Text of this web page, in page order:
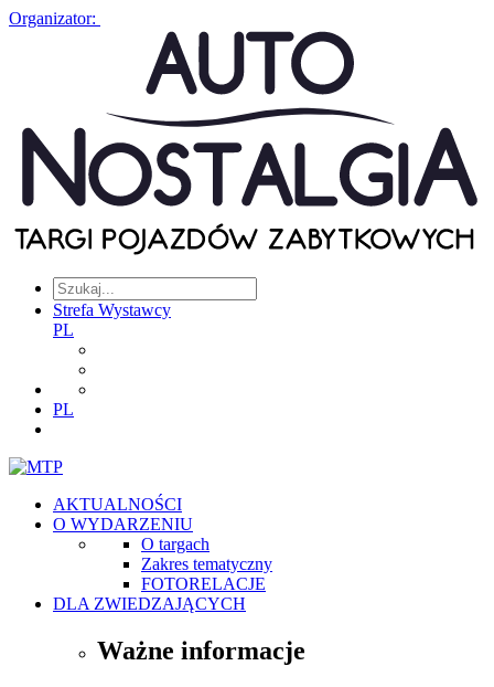
Organizator:
Strefa Wystawcy
PL
PL
AKTUALNOŚCI
O WYDARZENIU
O targach
Zakres tematyczny
FOTORELACJE
DLA ZWIEDZAJĄCYCH
Ważne informacje